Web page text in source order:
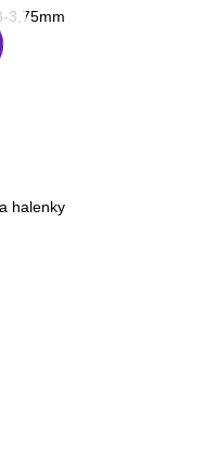
3,75mm
halenky